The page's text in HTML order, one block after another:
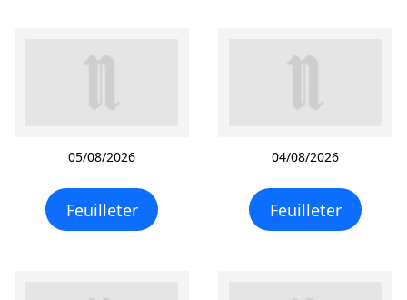
05/08/2026
Feuilleter
04/08/2026
Feuilleter